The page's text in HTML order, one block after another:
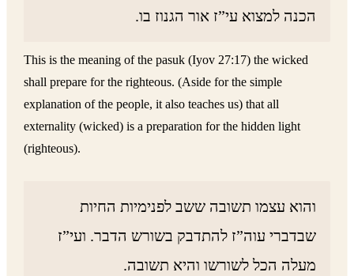
הכנה למצוא עי”ז אור הגנוז בו.
This is the meaning of the pasuk (Iyov 27:17) the wicked
shall prepare for the righteous. (Aside for the simple
explanation of the people, it also teaches us) that all
externality (wicked) is a preparation for the hidden light
(righteous).
והוא עצמו תשובה ששב לפנימיות החיות
שבדברי עוה”ז להתדבק בשורש הדבר. ועי”ז
מעלה הכל לשורשו והיא תשובה.